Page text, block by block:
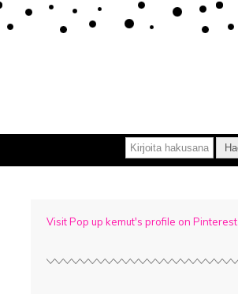
Visit Pop up kemut's profile on Pinterest.